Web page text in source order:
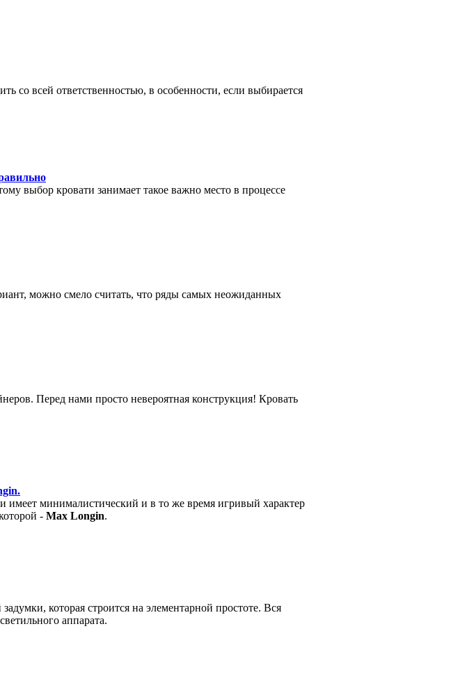
со всей ответственностью, в особенности, если выбирается
выбор кровати занимает такое важно место в процессе
можно смело считать, что ряды самых неожиданных
Перед нами просто невероятная конструкция! Кровать
имеет минималистический и в то же время игривый характер
- Max Longin.
которая строится на элементарной простоте. Вся
аппарата.